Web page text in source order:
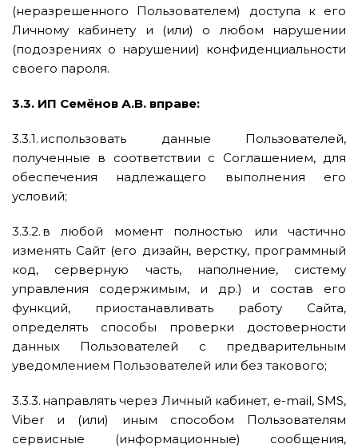
(неразрешенного Пользователем) доступа к его
Личному кабинету и (или) о любом нарушении
(подозрениях о нарушении) конфиденциальности
своего пароля.
3.3. ИП Семёнов А.В. вправе:
3.3.1. использовать данные Пользователей,
полученные в соответствии с Соглашением, для
обеспечения надлежащего выполнения его
условий;
3.3.2. в любой момент полностью или частично
изменять Сайт (его дизайн, верстку, программный
код, серверную часть, наполнение, систему
управления содержимым, и др.) и состав его
функций, приостанавливать работу Сайта,
определять способы проверки достоверности
данных Пользователей с предварительным
уведомлением Пользователей или без такового;
3.3.3. направлять через Личный кабинет, e-mail, SMS,
Viber и (или) иным способом Пользователям
сервисные (информационные) сообщения,